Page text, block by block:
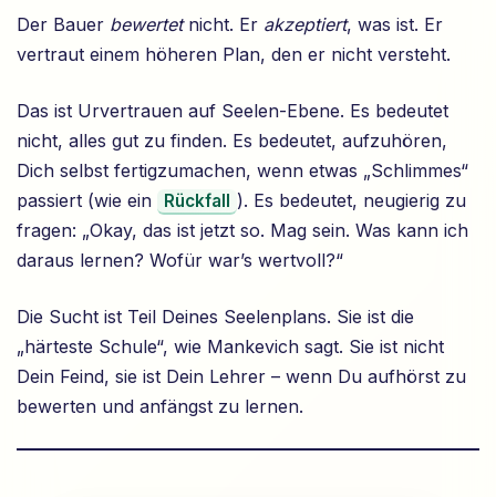
Der Bauer bewertetnicht. Er akzeptiert, was ist. Er
vertraut einem höheren Plan, den er nicht versteht.
Das ist Urvertrauen auf Seelen-Ebene. Es bedeutet
nicht, alles gut zu finden. Es bedeutet, aufzuhören,
Dich selbst fertigzumachen, wenn etwas „Schlimmes“
passiert (wie ein
Rückfall ). Es bedeutet, neugierig zu
fragen: „Okay, das ist jetzt so. Mag sein. Was kann ich
daraus lernen? Wofür war’s wertvoll?“
Die Sucht ist Teil Deines Seelenplans. Sie ist die
„härteste Schule“, wie Mankevich sagt. Sie ist nicht
Dein Feind, sie ist Dein Lehrer – wenn Du aufhörst zu
bewerten und anfängst zu lernen.